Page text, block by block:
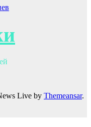
Live by Themeansar.